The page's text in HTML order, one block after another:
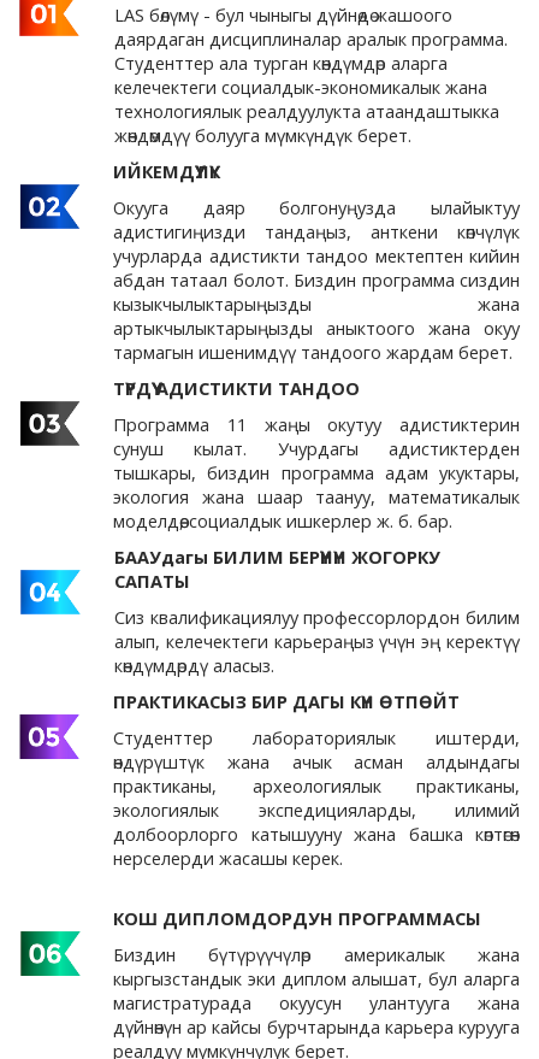
LAS бөлүмү - бул чыныгы дүйнөдө жашоого
даярдаган дисциплиналар аралык программа.
Студенттер ала турган көндүмдөр аларга
келечектеги социалдык-экономикалык жана
технологиялык реалдуулукта атаандаштыкка
жөндөмдүү болууга мүмкүндүк берет.
ИЙКЕМДҮҮЛҮК
Окууга даяр болгонуңузда ылайыктуу
адистигиңизди тандаңыз, анткени көпчүлүк
учурларда адистикти тандоо мектептен кийин
абдан татаал болот. Биздин программа сиздин
кызыкчылыктарыңызды жана
артыкчылыктарыңызды аныктоого жана окуу
тармагын ишенимдүү тандоого жардам берет.
ТҮРДҮҮ АДИСТИКТИ ТАНДОО
Программа 11 жаңы окутуу адистиктерин
сунуш кылат. Учурдагы адистиктерден
тышкары, биздин программа адам укуктары,
экология жана шаар таануу, математикалык
моделдөө, социалдык ишкерлер ж. б. бар.
БААУдагы БИЛИМ БЕРҮҮНҮН ЖОГОРКУ
САПАТЫ
Сиз квалификациялуу профессорлордон билим
алып, келечектеги карьераңыз үчүн эң керектүү
көндүмдөрдү аласыз.
ПРАКТИКАСЫЗ БИР ДАГЫ КҮН ӨТПӨЙТ
Студенттер лабораториялык иштерди,
өндүрүштүк жана ачык асман алдындагы
практиканы, археологиялык практиканы,
экологиялык экспедицияларды, илимий
долбоорлорго катышууну жана башка көптөгөн
нерселерди жасашы керек.
КОШ ДИПЛОМДОРДУН ПРОГРАММАСЫ
Биздин бүтүрүүчүлөр америкалык жана
кыргызстандык эки диплом алышат, бул аларга
магистратурада окуусун улантууга жана
дүйнөнүн ар кайсы бурчтарында карьера курууга
реалдуу мүмкүнчүлүк берет.